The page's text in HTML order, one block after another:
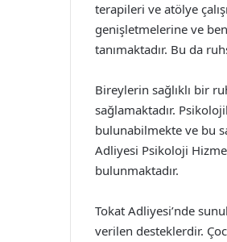
terapileri ve atölye
genişletmelerine ve
tanımaktadır. Bu da
Bireylerin sağlıklı bir
sağlamaktadır.
bulunabilmekte ve bu
Adliyesi Psikoloji
bulunmaktadır.
Tokat Adliyesi’nde
verilen desteklerdir.